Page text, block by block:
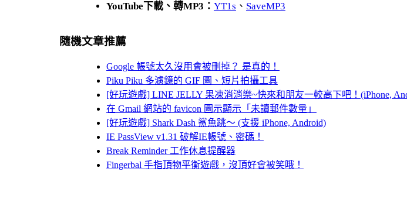
YouTube下載、轉MP3： YT1s 、 SaveMP3
隨機文章推薦
Google 帳號太久沒用會被刪掉？ 是真的！
Piku Piku 多濾鏡的 GIF 圖、短片拍攝工具
[好玩遊戲] LINE JELLY 果凍消消樂~快來和朋友一較高下吧！(iPhone,
在 Gmail 網站的 favicon 圖示顯示「未讀郵件數量」
[好玩遊戲] Shark Dash 鯊魚跳～ (支援 iPhone, Android)
IE PassView v1.31 破解IE帳號、密碼！
Break Reminder 工作休息提醒器
Fingerbal 手指頂物平衡遊戲，沒頂好會被笑哦！